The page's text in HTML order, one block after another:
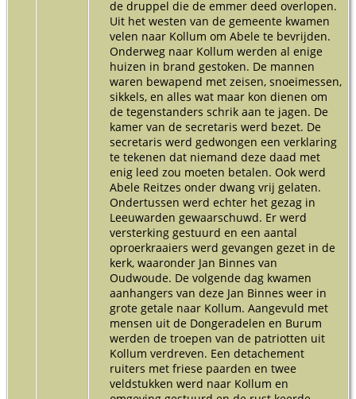
de druppel die de emmer deed overlopen.
Uit het westen van de gemeente kwamen
velen naar Kollum om Abele te bevrijden.
Onderweg naar Kollum werden al enige
huizen in brand gestoken. De mannen
waren bewapend met zeisen, snoeimessen,
sikkels, en alles wat maar kon dienen om
de tegenstanders schrik aan te jagen. De
kamer van de secretaris werd bezet. De
secretaris werd gedwongen een verklaring
te tekenen dat niemand deze daad met
enig leed zou moeten betalen. Ook werd
Abele Reitzes onder dwang vrij gelaten.
Ondertussen werd echter het gezag in
Leeuwarden gewaarschuwd. Er werd
versterking gestuurd en een aantal
oproerkraaiers werd gevangen gezet in de
kerk, waaronder Jan Binnes van
Oudwoude. De volgende dag kwamen
aanhangers van deze Jan Binnes weer in
grote getale naar Kollum. Aangevuld met
mensen uit de Dongeradelen en Burum
werden de troepen van de patriotten uit
Kollum verdreven. Een detachement
ruiters met friese paarden en twee
veldstukken werd naar Kollum en